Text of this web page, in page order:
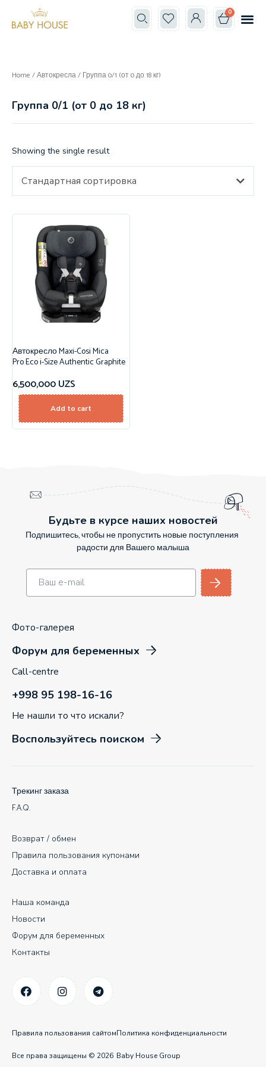
0
Home /Автокресла/ Группа 0/1 (от 0 до 18 кг)
Группа 0/1 (от 0 до 18 кг)
Showing the single result
Стандартная сортировка
Автокресло Maxi-Cosi Mica
Pro Eco i-Size Authentic Graphite
6,500,000UZS
Add to cart
Будьте в курсе наших новостей
Подпишитесь, чтобы не пропустить новые поступления
радости для Вашего малыша
Фото-галерея
Форум для беременных
Call-centre
+998 95 198-16-16
Не нашли то что искали?
Воспользуйтесь поиском
Правила пользования сайтомПолитика конфиденциальности
Все права защищены © 2026 Baby House Group
Наша команда
Новости
Форум для беременных
Контакты
Возврат / обмен
Правила пользования купонами
Доставка и оплата
Трекинг заказа
F.A.Q.